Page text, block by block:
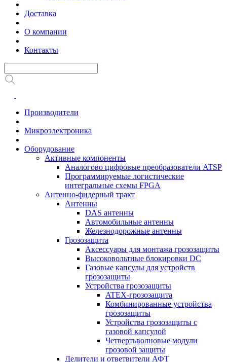
Доставка
О компании
Контакты
Производители
Микроэлектроника
Оборудование
Активные компоненты
Аналогово цифровые преобразователи ATSP
Программируемые логистические
интегральные схемы FPGA
Антенно-фидерный тракт
Антенны
DAS антенны
Автомобильные антенны
Железнодорожные антенны
Грозозащита
Аксессуары для монтажа грозозащиты
Высоковольтные блокировки DC
Газовые капсулы для устройств
грозозащиты
Устройства грозозащиты
ATEX-грозозащита
Комбинированные устройства
грозозащиты
Устройства грозозащиты с
газовой капсулой
Четвертьволновые модули
грозовой защиты
Делители и ответвители АФТ